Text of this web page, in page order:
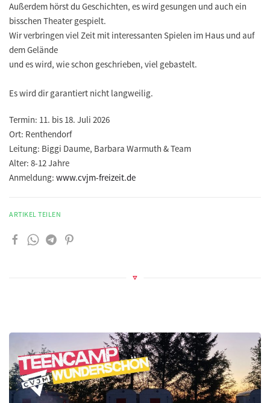
Außerdem hörst du Geschichten, es wird gesungen und auch ein
bisschen Theater gespielt.
Wir verbringen viel Zeit mit interessanten Spielen im Haus und auf
dem Gelände
und es wird, wie schon geschrieben, viel gebastelt.
Es wird dir garantiert nicht langweilig.
Termin: 11. bis 18. Juli 2026
Ort: Renthendorf
Leitung: Biggi Daume, Barbara Warmuth & Team
Alter: 8-12 Jahre
Anmeldung: www.cvjm-freizeit.de
ARTIKEL TEILEN